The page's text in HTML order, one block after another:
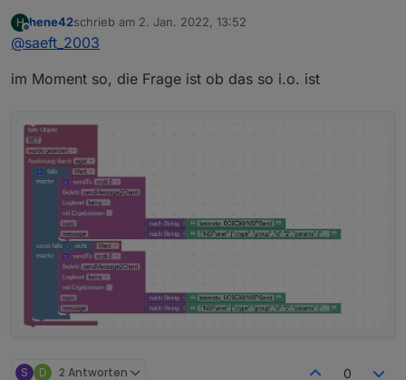
Zu Punkt 1. Das hört sich gut an. Weißt du auch wie
man mit dem widget den aktuellen Status anzeigen
angeschalten wurde müsste das widget auch an
H
Offline
hene42schrieb am 2. Jan. 2022, 13:52
zuletzt editiert von
@saeft_2003
im Moment so, die Frage ist ob das so i.o. ist
S D 2 Antworten 0